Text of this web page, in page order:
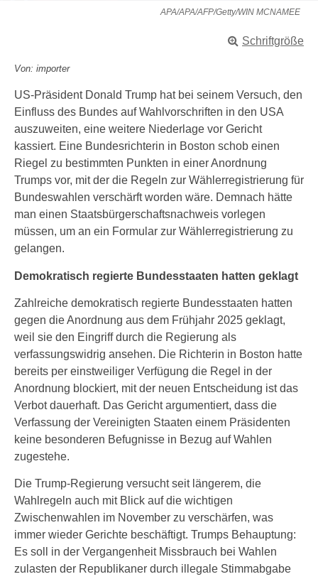
APA/APA/AFP/Getty/WIN MCNAMEE
Schriftgröße
Von: importer
US-Präsident Donald Trump hat bei seinem Versuch, den
Einfluss des Bundes auf Wahlvorschriften in den USA
auszuweiten, eine weitere Niederlage vor Gericht
kassiert. Eine Bundesrichterin in Boston schob einen
Riegel zu bestimmten Punkten in einer Anordnung
Trumps vor, mit der die Regeln zur Wählerregistrierung für
Bundeswahlen verschärft worden wäre. Demnach hätte
man einen Staatsbürgerschaftsnachweis vorlegen
müssen, um an ein Formular zur Wählerregistrierung zu
gelangen.
Demokratisch regierte Bundesstaaten hatten geklagt
Zahlreiche demokratisch regierte Bundesstaaten hatten
gegen die Anordnung aus dem Frühjahr 2025 geklagt,
weil sie den Eingriff durch die Regierung als
verfassungswidrig ansehen. Die Richterin in Boston hatte
bereits per einstweiliger Verfügung die Regel in der
Anordnung blockiert, mit der neuen Entscheidung ist das
Verbot dauerhaft. Das Gericht argumentiert, dass die
Verfassung der Vereinigten Staaten einem Präsidenten
keine besonderen Befugnisse in Bezug auf Wahlen
zugestehe.
Die Trump-Regierung versucht seit längerem, die
Wahlregeln auch mit Blick auf die wichtigen
Zwischenwahlen im November zu verschärfen, was
immer wieder Gerichte beschäftigt. Trumps Behauptung:
Es soll in der Vergangenheit Missbrauch bei Wahlen
zulasten der Republikaner durch illegale Stimmabgabe